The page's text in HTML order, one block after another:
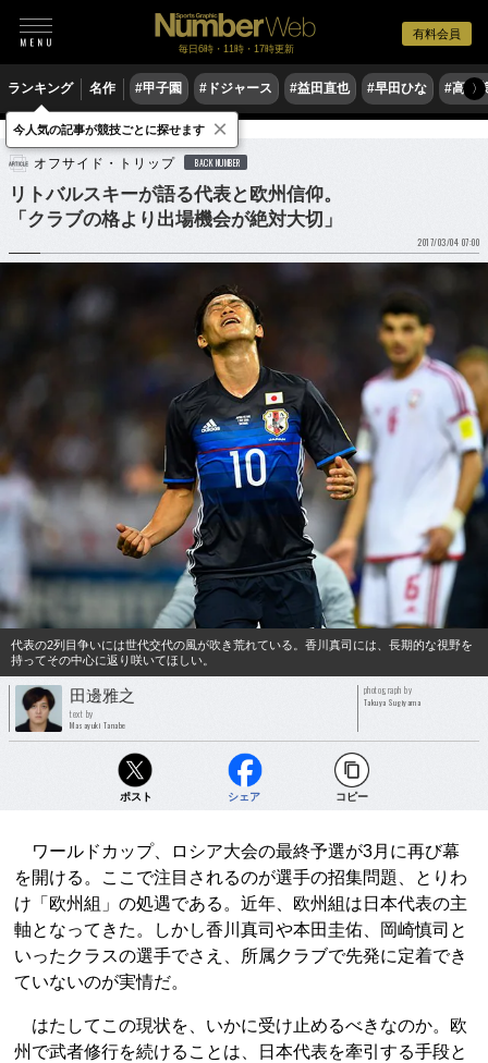
有料会員
毎日6時・11時・17時更新
ランキング 名作 #甲子園 #ドジャース #益田直也 #早田ひな #高木
〉
サッカー サッカー日本代表
オフサイド・トリップ BACK NUMBER
リトバルスキーが語る代表と欧州信仰。
「クラブの格より出場機会が絶対大切」
2017/03/04 07:00
代表の2列目争いには世代交代の風が吹き荒れている。香川真司には、長期的な視野を
持ってその中心に返り咲いてほしい。
田邊雅之
text by
Masayuki Tanabe
photograph by
Takuya Sugiyama
ポスト シェア コピー
ワールドカップ、ロシア大会の最終予選が3月に再び幕
を開ける。ここで注目されるのが選手の招集問題、とりわ
け「欧州組」の処遇である。近年、欧州組は日本代表の主
軸となってきた。しかし香川真司や本田圭佑、岡崎慎司と
いったクラスの選手でさえ、所属クラブで先発に定着でき
ていないのが実情だ。
はたしてこの現状を、いかに受け止めるべきなのか。欧
州で武者修行を続けることは、日本代表を牽引する手段と
今人気の記事が競技ごとに探せます ×